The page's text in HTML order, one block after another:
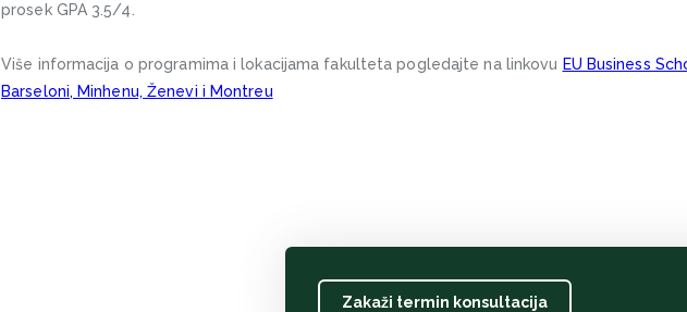
prosek GPA 3.5/4.
Više informacija o programima i lokacijama fakulteta pogledajte na linkovu EU Business
Barseloni, Minhenu, Ženevi i Montreu
Zakaži termin konsultacija